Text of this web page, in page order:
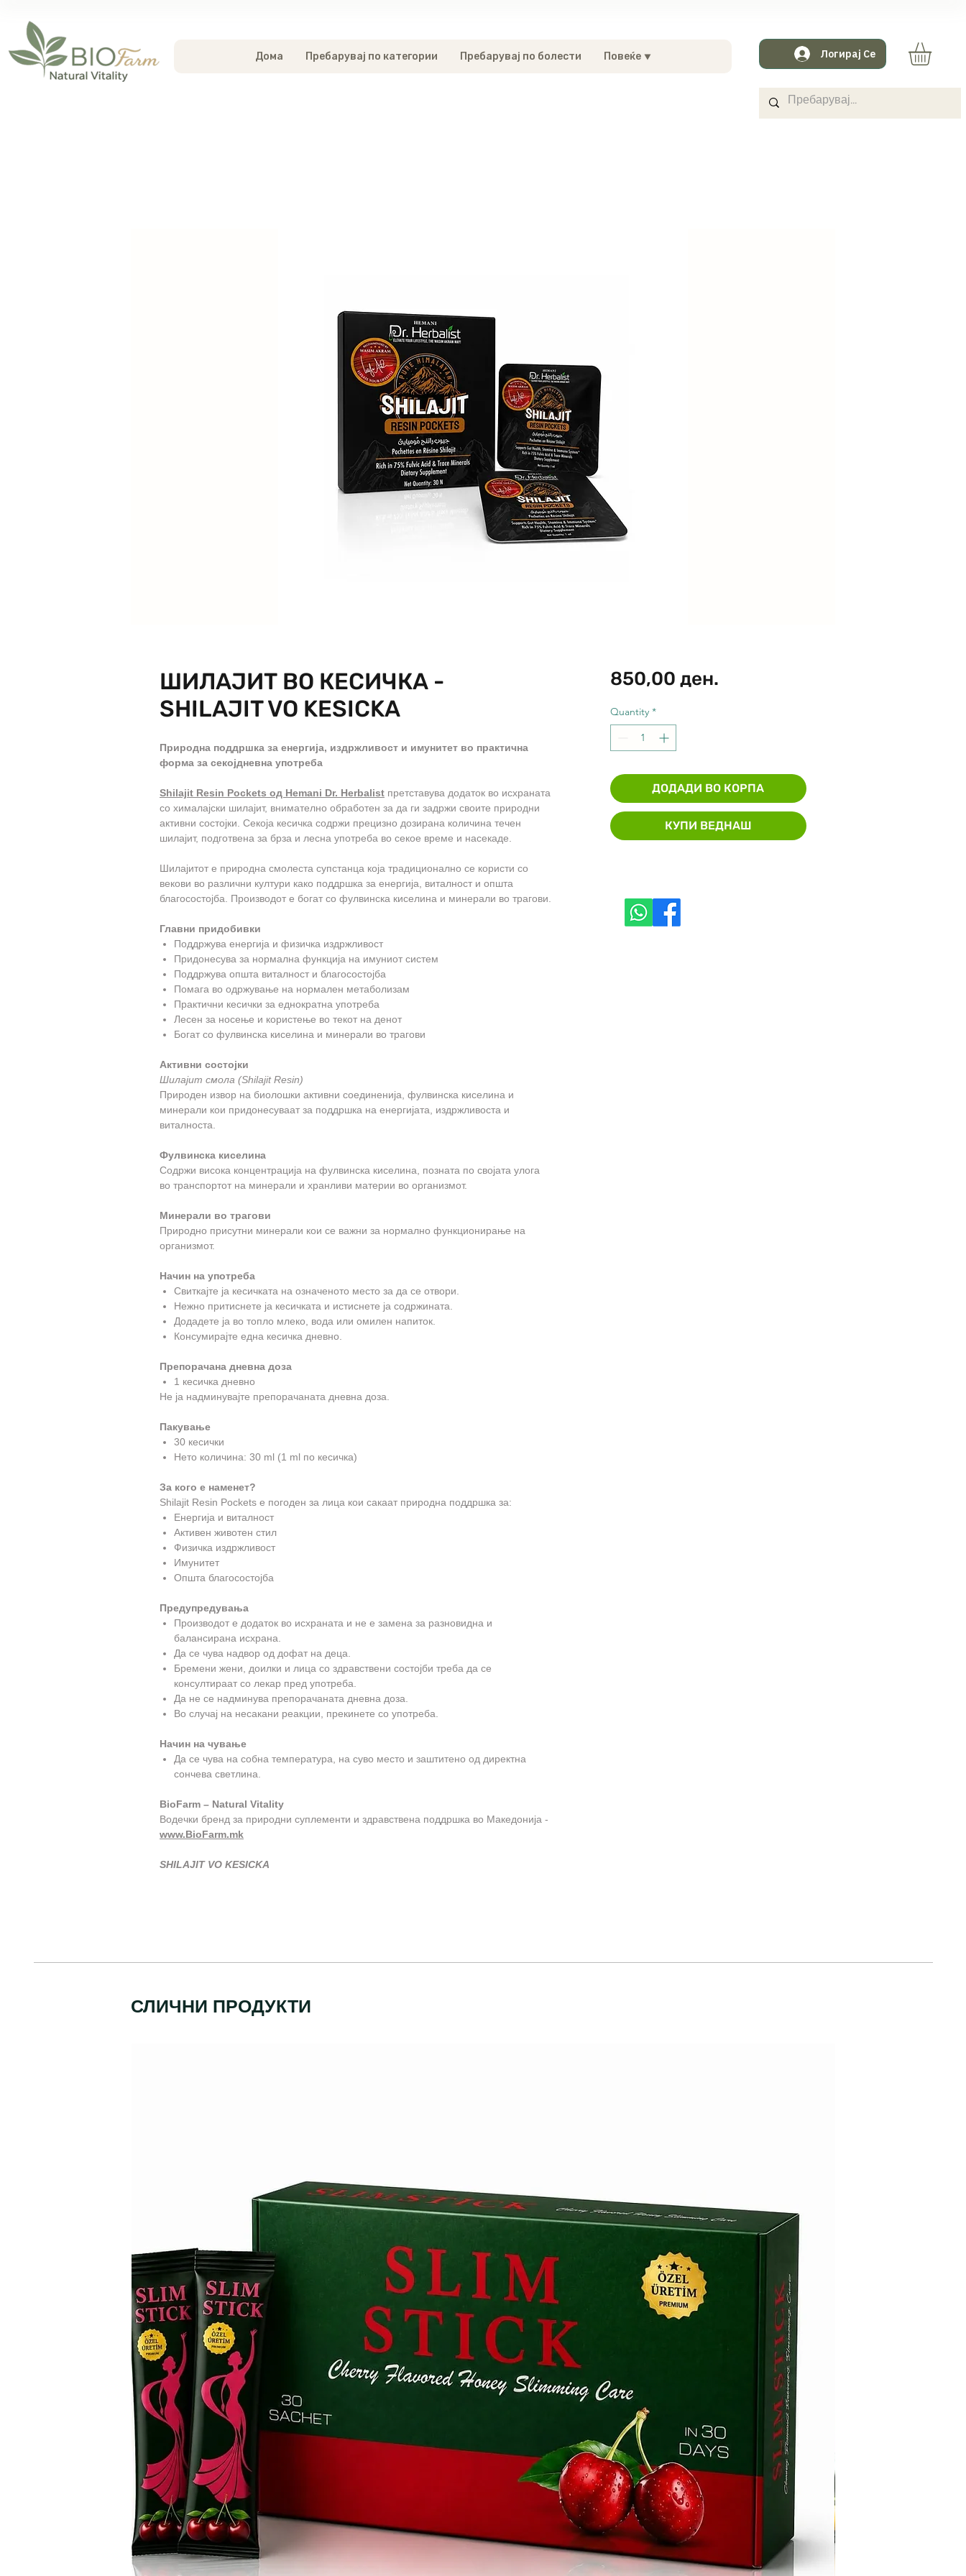
Дома Пребарувај по категории Пребарувај по болести Повеќе ⯆ Логирај Се
ШИЛАЈИТ ВО КЕСИЧКА -
SHILAJIT VO KESICKA
Природна поддршка за енергија, издржливост и имунитет во практична
форма за секојдневна употреба
Shilajit Resin Pockets од Hemani Dr. Herbalist претставува додаток во исхраната
со хималајски шилајит, внимателно обработен за да ги задржи своите природни
активни состојки. Секоја кесичка содржи прецизно дозирана количина течен
шилајит, подготвена за брза и лесна употреба во секое време и насекаде.
Шилајитот е природна смолеста супстанца која традиционално се користи со
векови во различни култури како поддршка за енергија, виталност и општа
благосостојба. Производот е богат со фулвинска киселина и минерали во трагови.
Главни придобивки
Поддржува енергија и физичка издржливост
Придонесува за нормална функција на имуниот систем
Поддржува општа виталност и благосостојба
Помага во одржување на нормален метаболизам
Практични кесички за еднократна употреба
Лесен за носење и користење во текот на денот
Богат со фулвинска киселина и минерали во трагови
Активни состојки
Шилајит смола (Shilajit Resin)
Природен извор на биолошки активни соединенија, фулвинска киселина и
минерали кои придонесуваат за поддршка на енергијата, издржливоста и
виталноста.
Фулвинска киселина
Содржи висока концентрација на фулвинска киселина, позната по својата улога
во транспортот на минерали и хранливи материи во организмот.
Минерали во трагови
Природно присутни минерали кои се важни за нормално функционирање на
организмот.
Начин на употреба
Свиткајте ја кесичката на означеното место за да се отвори.
Нежно притиснете ја кесичката и истиснете ја содржината.
Додадете ја во топло млеко, вода или омилен напиток.
Консумирајте една кесичка дневно.
Препорачана дневна доза
1 кесичка дневно
Не ја надминувајте препорачаната дневна доза.
Пакување
30 кесички
Нето количина: 30 ml (1 ml по кесичка)
За кого е наменет?
Shilajit Resin Pockets е погоден за лица кои сакаат природна поддршка за:
Енергија и виталност
Активен животен стил
Физичка издржливост
Имунитет
Општа благосостојба
Предупредувања
Производот е додаток во исхраната и не е замена за разновидна и
балансирана исхрана.
Да се чува надвор од дофат на деца.
Бремени жени, доилки и лица со здравствени состојби треба да се
консултираат со лекар пред употреба.
Да не се надминува препорачаната дневна доза.
Во случај на несакани реакции, прекинете со употреба.
Начин на чување
Да се чува на собна температура, на суво место и заштитено од директна
сончева светлина.
BioFarm – Natural Vitality
Водечки бренд за природни суплементи и здравствена поддршка во Македонија -
www.BioFarm.mk
SHILAJIT VO KESICKA
850,00 ден.Price
Quantity *
ДОДАДИ ВО КОРПА
КУПИ ВЕДНАШ
СЛИЧНИ ПРОДУКТИ